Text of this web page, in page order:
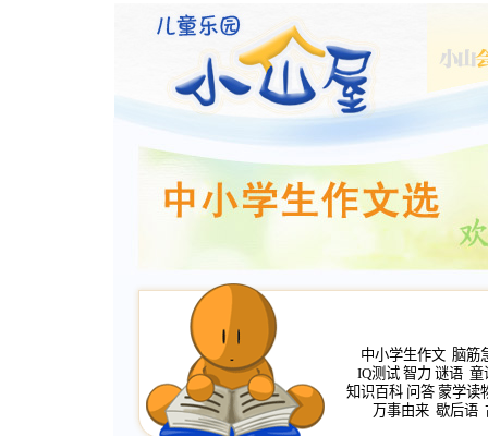
中小学生作文 脑筋
IQ测试 智力 谜语 童
知识百科 问答 蒙学读
万事由来 歇后语